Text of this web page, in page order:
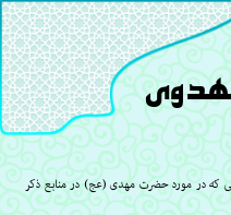
که در مورد حضرت مهدی (عج) در منابع ذکر